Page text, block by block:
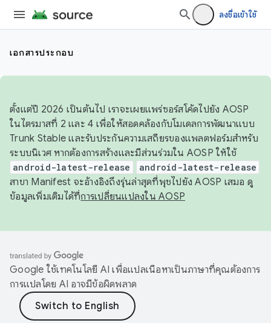
ลงชื่อเข้าใช้
เอกสารประกอบ
ตั้งแต่ปี 2026 เป็นต้นไป เราจะเผยแพร่ซอร์สโค้ดไปยัง AOSP
ในไตรมาสที่ 2 และ 4 เพื่อให้สอดคล้องกับโมเดลการพัฒนาแบบ
Trunk Stable และรับประกันความเสถียรของแพลตฟอร์มสำหรับ
ระบบนิเวศ หากต้องการสร้างและมีส่วนร่วมใน AOSP ให้ใช้
android-latest-release android-latest-release
สาขา Manifest จะอ้างอิงถึงรุ่นล่าสุดที่พุชไปยัง AOSP เสมอ ดู
ข้อมูลเพิ่มเติมได้ที่การเปลี่ยนแปลงใน AOSP
Google ใช้เทคโนโลยี AI เพื่อแปลเนื้อหาเป็นภาษาที่คุณต้องการ
การแปลโดย AI อาจมีข้อผิดพลาด